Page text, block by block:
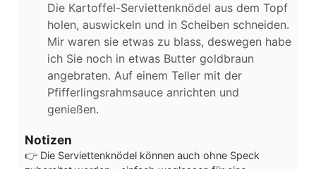
Die Kartoffel-Serviettenknödel aus dem Topf
holen, auswickeln und in Scheiben schneiden.
Mir waren sie etwas zu blass, deswegen habe
ich Sie noch in etwas Butter goldbraun
angebraten. Auf einem Teller mit der
Pfifferlingsrahmsauce anrichten und
genießen.
Notizen
👉 Die Serviettenknödel können auch ohne Speck